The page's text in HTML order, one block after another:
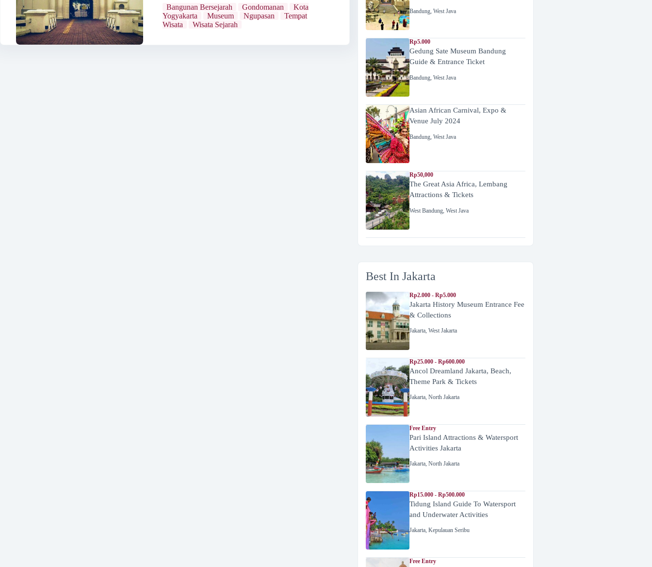
Bangunan Bersejarah Gondomanan
Kota
Yogyakarta
Museum Ngupasan
Tempat
Wisata
Wisata Sejarah
Bandung, West Java
Rp5.000
Gedung Sate Museum Bandung
Guide & Entrance Ticket
Bandung, West Java
Asian African Carnival, Expo &
Venue July 2024
Bandung, West Java
Rp50,000
The Great Asia Africa, Lembang
Attractions & Tickets
West Bandung, West Java
Best In Jakarta
Rp2.000 - Rp5.000
Jakarta History Museum Entrance Fee
& Collections
Jakarta, West Jakarta
Rp25.000 - Rp600.000
Ancol Dreamland Jakarta, Beach,
Theme Park & Tickets
Jakarta, North Jakarta
Free Entry
Pari Island Attractions & Watersport
Activities Jakarta
Jakarta, North Jakarta
Rp15.000 - Rp500.000
Tidung Island Guide To Watersport
and Underwater Activities
Jakarta, Kepulauan Seribu
Free Entry